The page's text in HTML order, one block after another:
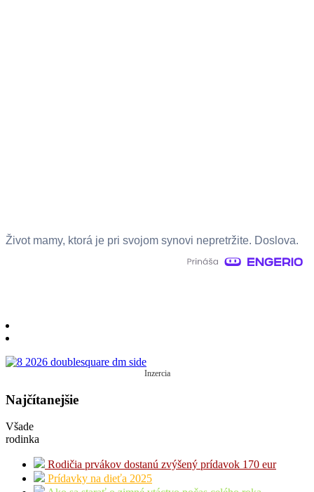
Život mamy, ktorá je pri svojom synovi nepretržite. Doslova.
Inzercia
Najčítanejšie
Všade
rodinka
Rodičia prvákov dostanú zvýšený prídavok 170 eur
Prídavky na dieťa 2025